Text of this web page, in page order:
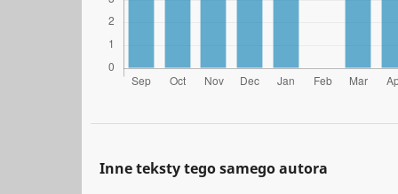
Inne teksty tego samego autora